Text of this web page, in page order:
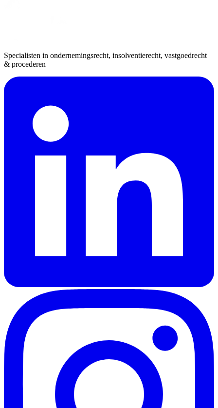
Specialisten in ondernemingsrecht, insolventierecht, vastgoedrecht
& procederen